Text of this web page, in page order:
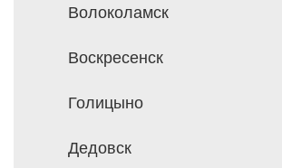
Волоколамск
Воскресенск
Голицыно
Дедовск